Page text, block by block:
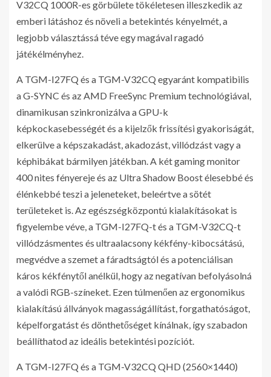
V32CQ 1000R-es görbülete tökéletesen illeszkedik az
emberi látáshoz és növeli a betekintés kényelmét, a
legjobb választássá téve egy magával ragadó
játékélményhez.
A TGM-I27FQ és a TGM-V32CQ egyaránt kompatibilis
a G-SYNC és az AMD FreeSync Premium technológiával,
dinamikusan szinkronizálva a GPU-k
képkockasebességét és a kijelzők frissítési gyakoriságát,
elkerülve a képszakadást, akadozást, villódzást vagy a
képhibákat bármilyen játékban. A két gaming monitor
400 nites fényereje és az Ultra Shadow Boost élesebbé és
élénkebbé teszi a jeleneteket, beleértve a sötét
területeket is. Az egészségközpontú kialakításokat is
figyelembe véve, a TGM-I27FQ-t és a TGM-V32CQ-t
villódzásmentes és ultraalacsony kékfény-kibocsátású,
megvédve a szemet a fáradtságtól és a potenciálisan
káros kékfénytől anélkül, hogy az negatívan befolyásolná
a valódi RGB-színeket. Ezen túlmenően az ergonomikus
kialakítású állványok magasságállítást, forgathatóságot,
képelforgatást és dönthetőséget kínálnak, így szabadon
beállíthatod az ideális betekintési pozíciót.
A TGM-I27FQ és a TGM-V32CQ QHD (2560×1440)